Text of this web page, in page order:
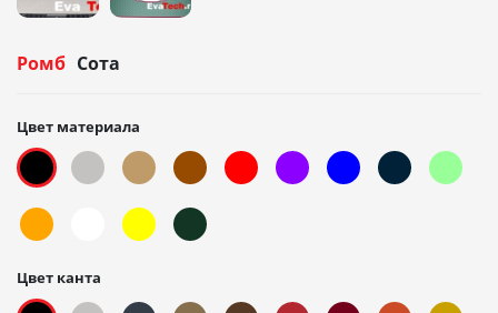
Ромб Сота
Цвет материала
Цвет канта